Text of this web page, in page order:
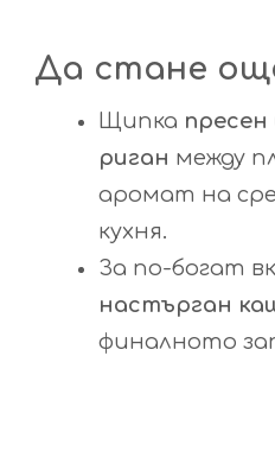
Да стане
Щипка пресен
риган между
аромат на
кухня.
За по-богат
настърган
финалното